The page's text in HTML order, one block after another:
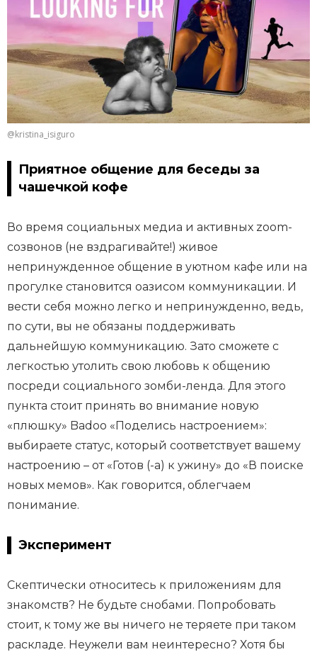
@kristina_isiguro
Приятное общение для беседы за
чашечкой кофе
Во время социальных медиа и активных zoom-
созвонов (не вздрагивайте!) живое
непринужденное общение в уютном кафе или на
прогулке становится оазисом коммуникации. И
вести себя можно легко и непринужденно, ведь,
по сути, вы не обязаны поддерживать
дальнейшую коммуникацию. Зато сможете с
легкостью утолить свою любовь к общению
посреди социального зомби-ленда. Для этого
пункта стоит принять во внимание новую
«плюшку» Badoo «Поделись настроением»:
выбираете статус, который соответствует вашему
настроению – от «Готов (-а) к ужину» до «В поиске
новых мемов». Как говорится, облегчаем
понимание.
Эксперимент
Скептически относитесь к приложениям для
знакомств? Не будьте снобами. Попробовать
стоит, к тому же вы ничего не теряете при таком
раскладе. Неужели вам неинтересно? Хотя бы